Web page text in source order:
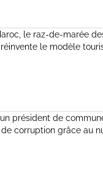
le raz-de-marée
le modèle
président de
corruption grâce au